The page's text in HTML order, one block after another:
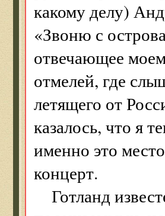
какому делу)
«Звоню с
отвечающее
отмелей, где
летящего от
казалось, что я
именно это
концерт.
Готланд